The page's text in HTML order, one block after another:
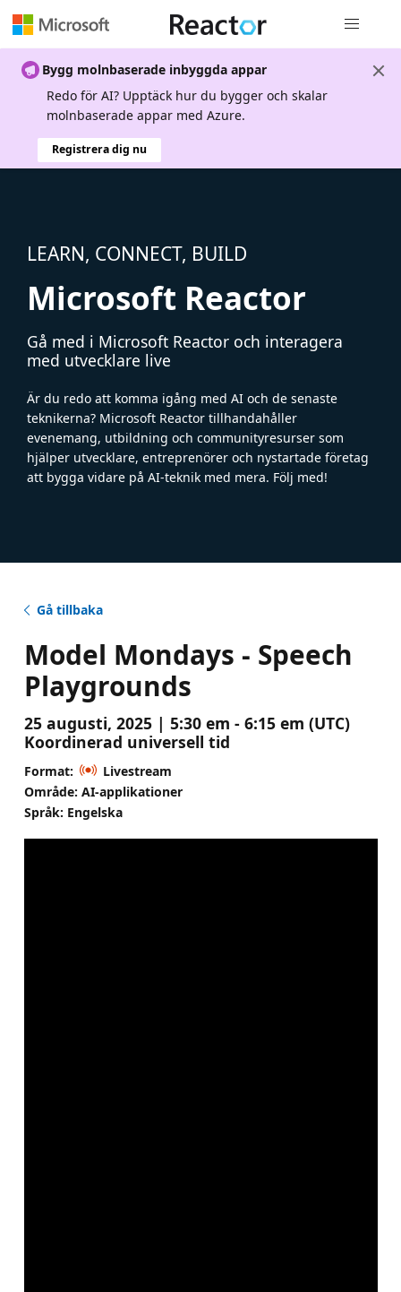
Bygg molnbaserade inbyggda appar
Redo för AI? Upptäck hur du bygger och skalar
molnbaserade appar med Azure.
Registrera dig nu
LEARN, CONNECT, BUILD
Microsoft Reactor
Gå med i Microsoft Reactor och interagera
med utvecklare live
Är du redo att komma igång med AI och de senaste
teknikerna? Microsoft Reactor tillhandahåller
evenemang, utbildning och communityresurser som
hjälper utvecklare, entreprenörer och nystartade företag
att bygga vidare på AI-teknik med mera. Följ med!
Gå tillbaka
Model Mondays - Speech
Playgrounds
25 augusti, 2025 | 5:30 em - 6:15 em (UTC)
Koordinerad universell tid
Format:
Livestream
Område: AI-applikationer
Språk: Engelska